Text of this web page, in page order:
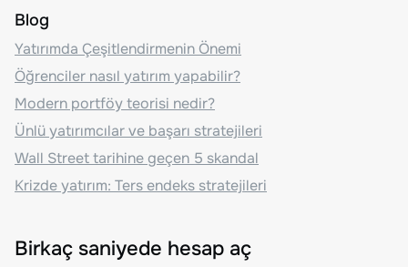
Blog
Yatırımda Çeşitlendirmenin Önemi
Öğrenciler nasıl yatırım yapabilir?
Modern portföy teorisi nedir?
Ünlü yatırımcılar ve başarı stratejileri
Wall Street tarihine geçen 5 skandal
Krizde yatırım: Ters endeks stratejileri
Birkaç saniyede hesap aç